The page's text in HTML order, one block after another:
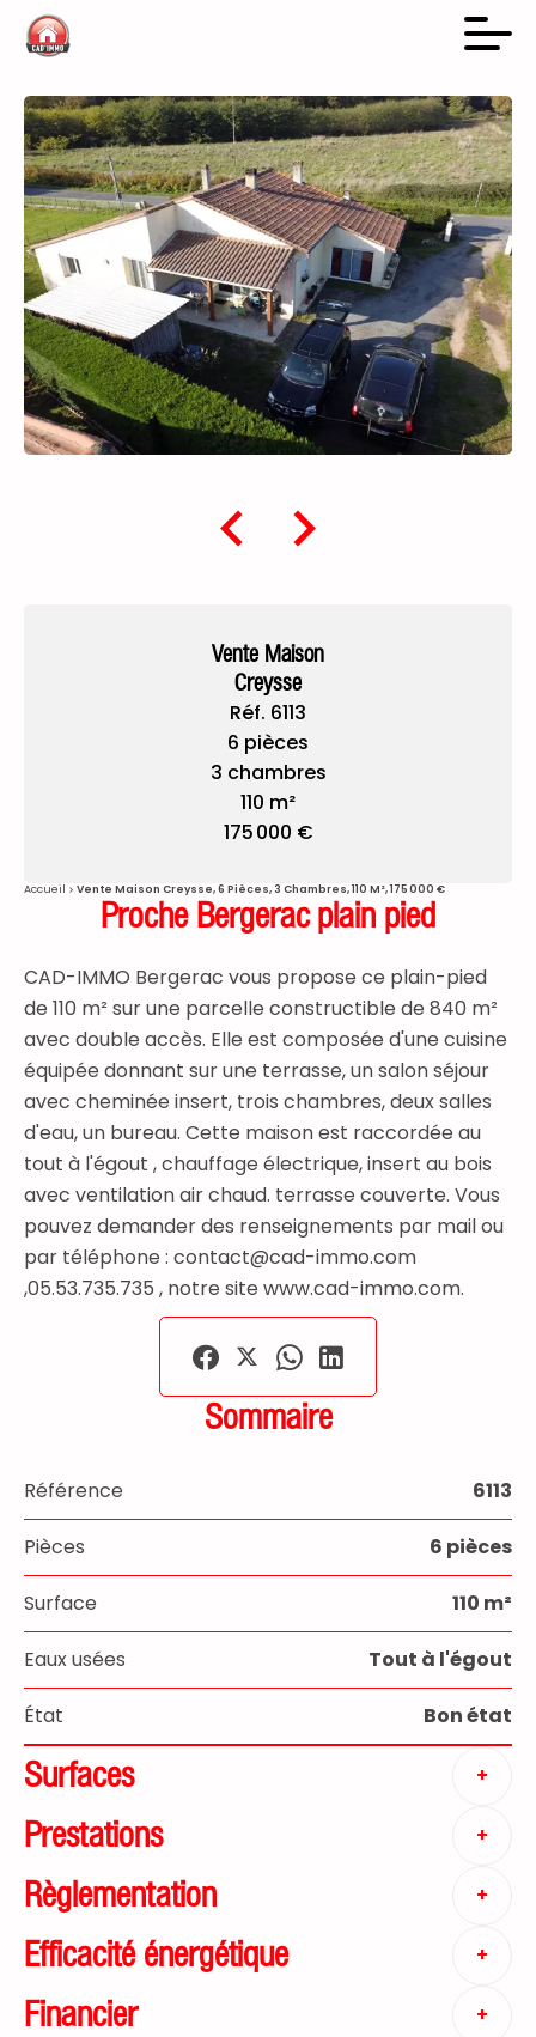
Vente Maison
Creysse
Réf. 6113
6 pièces
3 chambres
110 m²
175 000 €
Accueil Vente Maison Creysse, 6 Pièces, 3 Chambres, 110 M², 175 000 €
Proche Bergerac plain pied
CAD-IMMO Bergerac vous propose ce plain-pied
de 110 m² sur une parcelle constructible de 840 m²
avec double accès. Elle est composée d'une cuisine
équipée donnant sur une terrasse, un salon séjour
avec cheminée insert, trois chambres, deux salles
d'eau, un bureau. Cette maison est raccordée au
tout à l'égout , chauffage électrique, insert au bois
avec ventilation air chaud. terrasse couverte. Vous
pouvez demander des renseignements par mail ou
par téléphone : contact@cad-immo.com
,05.53.735.735 , notre site www.cad-immo.com.
Sommaire
Référence 6113
Pièces 6 pièces
Surface 110 m²
Eaux usées Tout à l'égout
État Bon état
Surfaces +
Prestations +
Règlementation +
Efficacité énergétique +
Financier +